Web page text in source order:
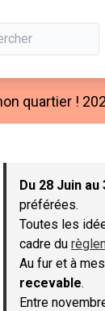
quartier !
la carte
Du 28 Juin
préférées.
Toutes les
cadre du
Au fur et à
recevable.
Entre